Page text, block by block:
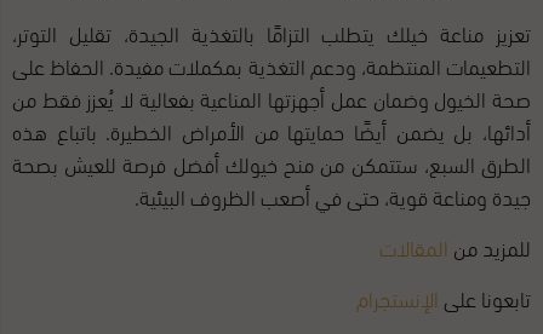
تعزيز مناعة خيلك يتطلب التزامًا بالتغذية الجيدة، تقليل التوتر،
التطعيمات المنتظمة، ودعم التغذية بمكملات مفيدة. الحفاظ على
صحة الخيول وضمان عمل أجهزتها المناعية بفعالية لا يُعزز فقط من
أدائها، بل يضمن أيضًا حمايتها من الأمراض الخطيرة. باتباع هذه
الطرق السبع، ستتمكن من منح خيولك أفضل فرصة للعيش بصحة
جيدة ومناعة قوية، حتى في أصعب الظروف البيئية.
للمزيد من المقالات
تابعونا على الإنستجرام